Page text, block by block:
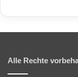
Alle Rechte